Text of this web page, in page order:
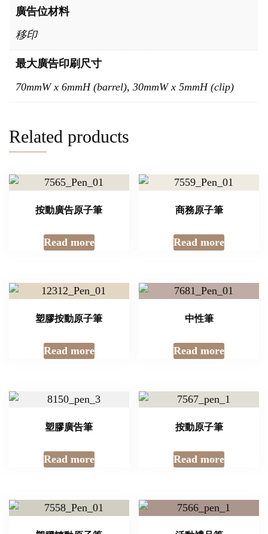
廣告位材料
移印
最大廣告印刷尺寸
70mmW x 6mmH (barrel), 30mmW x 5mmH (clip)
Related products
按動廣告原子筆
Read more
商務原子筆
Read more
塑膠按動原子筆
Read more
中性筆
Read more
塑膠廣告筆
Read more
按動原子筆
Read more